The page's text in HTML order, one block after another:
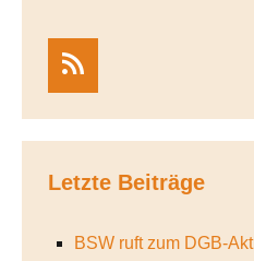
Letzte Beiträge
BSW ruft zum DGB-